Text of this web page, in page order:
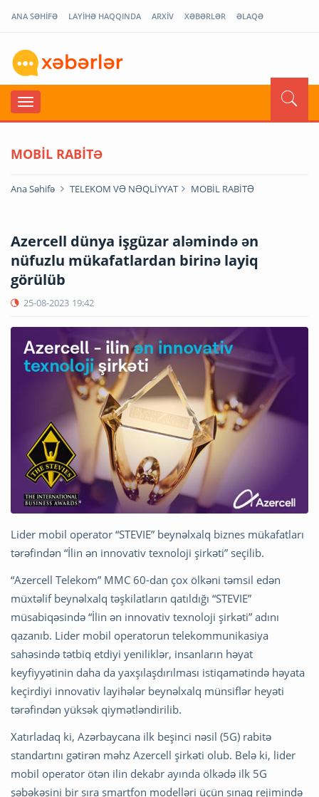
ANA SƏHİFƏ LAYİHƏ HAQQINDA ARXİV XƏBƏRLƏR ƏLAQƏ
MOBİL RABİTƏ
Ana Səhifə TELEKOM VƏ NƏQLİYYAT MOBİL RABİTƏ
Azercell dünya işgüzar aləmində ən
nüfuzlu mükafatlardan birinə layiq
görülüb
25-08-2023 19:42
Lider mobil operator “STEVIE” beynəlxalq biznes mükafatları
tərəfindən “İlin ən innovativ texnoloji şirkəti” seçilib.
“Azercell Telekom” MMC 60-dan çox ölkəni təmsil edən
müxtəlif beynəlxalq təşkilatların qatıldığı “STEVIE”
müsabiqəsində “İlin ən innovativ texnoloji şirkəti” adını
qazanıb. Lider mobil operatorun telekommunikasiya
sahəsində tətbiq etdiyi yeniliklər, insanların həyat
keyfiyyətinin daha da yaxşılaşdırılması istiqamətində həyata
keçirdiyi innovativ layihələr beynəlxalq münsiflər heyəti
tərəfindən yüksək qiymətləndirilib.
Xatırladaq ki, Azərbaycana ilk beşinci nəsil (5G) rabitə
standartını gətirən məhz Azercell şirkəti olub. Belə ki, lider
mobil operator ötən ilin dekabr ayında ölkədə ilk 5G
şəbəkəsini bir sıra smartfon modelləri üçün sınaq rejimində